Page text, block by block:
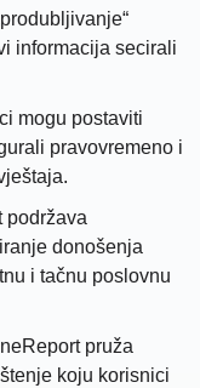
informacija secirali
mogu postaviti
pravovremeno i
podržava
donošenja
i tačnu poslovnu
pruža
koju korisnici